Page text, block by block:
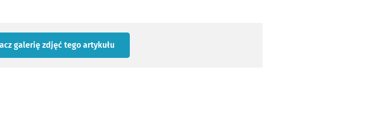
galerię zdjęć tego artykułu